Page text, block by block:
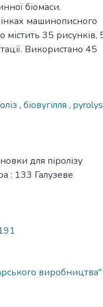
біомаси.
машинописного
35 рисунків,
Використано 45
, біовугілля ,
для піролізу
: 133 Галузеве
виробництва"